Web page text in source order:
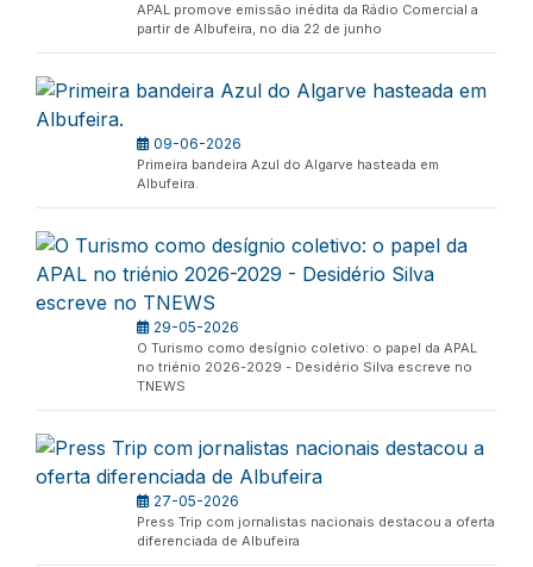
APAL promove emissão inédita da Rádio Comercial a
partir de Albufeira, no dia 22 de junho
09-06-2026
Primeira bandeira Azul do Algarve hasteada em
Albufeira.
29-05-2026
O Turismo como desígnio coletivo: o papel da APAL
no triénio 2026-2029 - Desidério Silva escreve no
TNEWS
27-05-2026
Press Trip com jornalistas nacionais destacou a oferta
diferenciada de Albufeira